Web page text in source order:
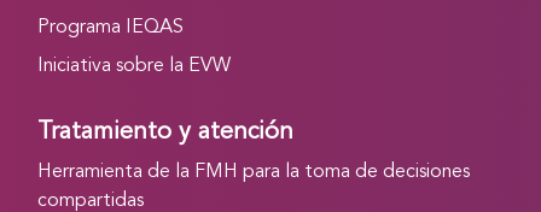
Programa IEQAS
Iniciativa sobre la EVW
Tratamiento y atención
Herramienta de la FMH para la toma de decisiones
compartidas